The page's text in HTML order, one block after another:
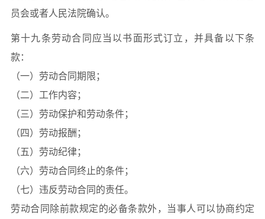
员会或者人民法院确认。
第十九条劳动合同应当以书面形式订立，并具备以下条
款：
（一）劳动合同期限；
（二）工作内容；
（三）劳动保护和劳动条件；
（四）劳动报酬；
（五）劳动纪律；
（六）劳动合同终止的条件；
（七）违反劳动合同的责任。
劳动合同除前款规定的必备条款外，当事人可以协商约定